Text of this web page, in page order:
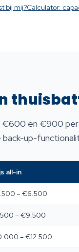
bij mij?Calculator:
en €900 per
up-
all-in
– €6.500
– €9.500
– €12.500